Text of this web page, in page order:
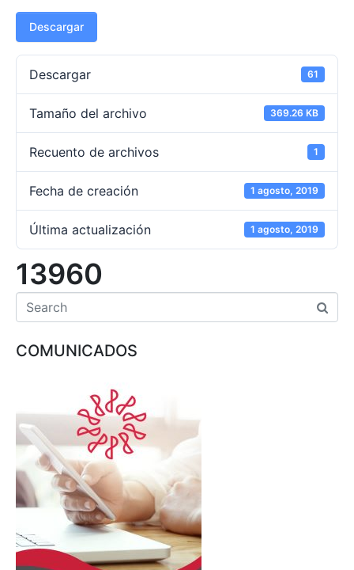
Descargar
Descargar 61
Tamaño del archivo 369.26 KB
Recuento de archivos 1
Fecha de creación 1 agosto, 2019
Última actualización 1 agosto, 2019
13960
COMUNICADOS